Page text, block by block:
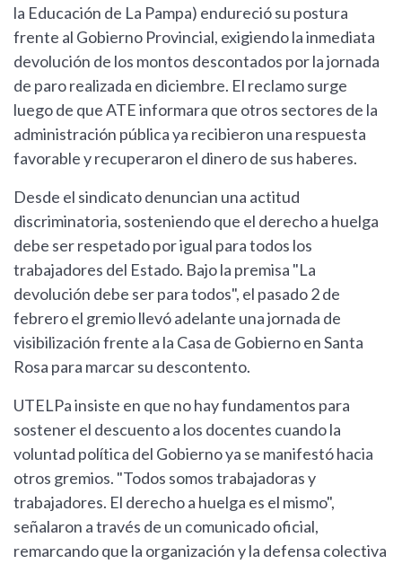
la Educación de La Pampa) endureció su postura
frente al Gobierno Provincial, exigiendo la inmediata
devolución de los montos descontados por la jornada
de paro realizada en diciembre. El reclamo surge
luego de que ATE informara que otros sectores de la
administración pública ya recibieron una respuesta
favorable y recuperaron el dinero de sus haberes.
Desde el sindicato denuncian una actitud
discriminatoria, sosteniendo que el derecho a huelga
debe ser respetado por igual para todos los
trabajadores del Estado. Bajo la premisa "La
devolución debe ser para todos", el pasado 2 de
febrero el gremio llevó adelante una jornada de
visibilización frente a la Casa de Gobierno en Santa
Rosa para marcar su descontento.
UTELPa insiste en que no hay fundamentos para
sostener el descuento a los docentes cuando la
voluntad política del Gobierno ya se manifestó hacia
otros gremios. "Todos somos trabajadoras y
trabajadores. El derecho a huelga es el mismo",
señalaron a través de un comunicado oficial,
remarcando que la organización y la defensa colectiva